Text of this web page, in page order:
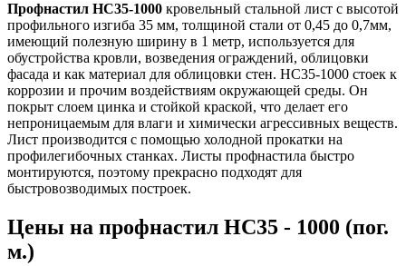
Профнастил HC35-1000 кровельный стальной лист с высотой
профильного изгиба 35 мм, толщиной стали от 0,45 до 0,7мм,
имеющий полезную ширину в 1 метр, используется для
обустройства кровли, возведения ограждений, облицовки
фасада и как материал для облицовки стен. HC35-1000 стоек к
коррозии и прочим воздействиям окружающей среды. Он
покрыт слоем цинка и стойкой краской, что делает его
непроницаемым для влаги и химически агрессивных веществ.
Лист производится с помощью холодной прокатки на
профилегибочных станках. Листы профнастила быстро
монтируются, поэтому прекрасно подходят для
быстровозводимых построек.
Цены на профнастил HC35 - 1000 (пог.
м.)